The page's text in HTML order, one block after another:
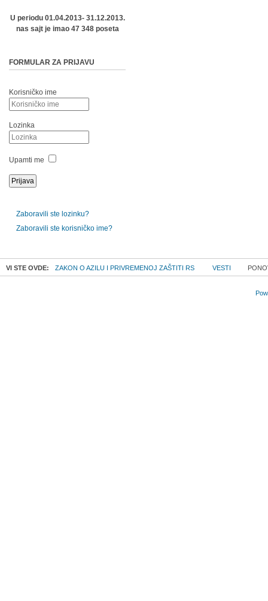
U periodu 01.04.2013- 31.12.2013.
nas sajt je imao 47 348 poseta
FORMULAR ZA PRIJAVU
Korisničko ime
Lozinka
Upamti me
Zaboravili ste lozinku?
Zaboravili ste korisničko ime?
VI STE OVDE: ZAKON O AZILU I PRIVREMENOJ ZAŠTITI RS VESTI